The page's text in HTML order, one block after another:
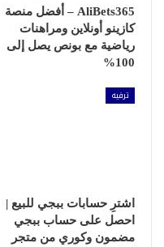
AliBets365 – أفضل منصة
كازينو أونلاين ومراهنات
رياضية مع بونص يصل إلى
100%
ترفيه
اشترِ حسابات ببجي للبيع |
احصل على حساب ببجي
مضمون وكوري من متجر